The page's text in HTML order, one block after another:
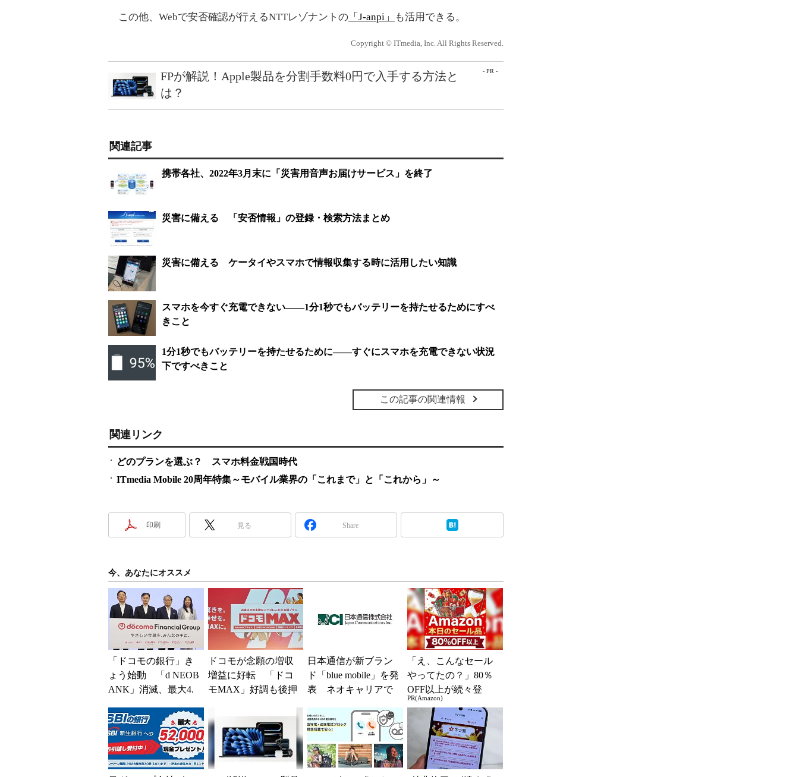
この他、Webで安否確認が行えるNTTレゾナントの 「J-anpi」 も活用できる。
Copyright © ITmedia, Inc. All Rights Reserved.
- PR -
FPが解説！Apple製品を分割手数料0円で入手する方法と
は？
関連記事
携帯各社、2022年3月末に「災害用音声お届けサービス」を終了
災害に備える 「安否情報」の登録・検索方法まとめ
災害に備える ケータイやスマホで情報収集する時に活用したい知識
スマホを今すぐ充電できない――1分1秒でもバッテリーを持たせるためにすべ
きこと
1分1秒でもバッテリーを持たせるために――すぐにスマホを充電できない状況
下ですべきこと
この記事の関連情報
関連リンク
どのプランを選ぶ？ スマホ料金戦国時代
ITmedia Mobile 20周年特集～モバイル業界の「これまで」と「これから」～
印刷 見る Share
今、あなたにオススメ
「ドコモの銀行」き
ょう始動 「d NEOB
ANK」消滅、最大4.
解説
ドコモが念願の増収
増益に好転 「ドコ
モMAX」好調も後押
ユーザー”を重視
日本通信が新ブラン
ド「blue mobile」を発
表 ネオキャリアで
「え、こんなセール
やってたの？」80％
OFF以上が続々登
場！Amazonの本気が
凄すぎる
PR(Amazon)